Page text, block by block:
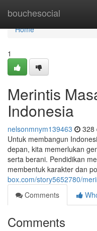
bouchesocial
Home
Home
1
Merintis
Indonesia
nelsonmnym139463 328
Untuk membangun
depan, kita memerlukan
serta berani. Pendidikan
membentuk karakter dan
box.com/story5652780/
Comments
Comments